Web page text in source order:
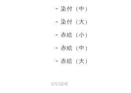
染付（中）
染付（大）
赤絵（小）
赤絵（中）
赤絵（大）
GUIDE